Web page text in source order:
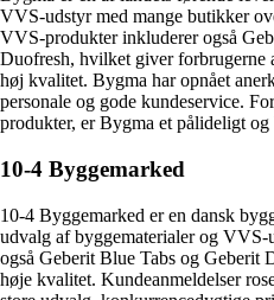
VVS-udstyr med mange butikker
VVS-produkter inkluderer også
Duofresh, hvilket giver forbrugerne
høj kvalitet. Bygma har opnået
personale og gode kundeservice.
produkter, er Bygma et pålideligt
10-4 Byggemarked
10-4 Byggemarked er en dansk
udvalg af byggematerialer og VVS-
også Geberit Blue Tabs og Geberit
høje kvalitet. Kundeanmeldelser